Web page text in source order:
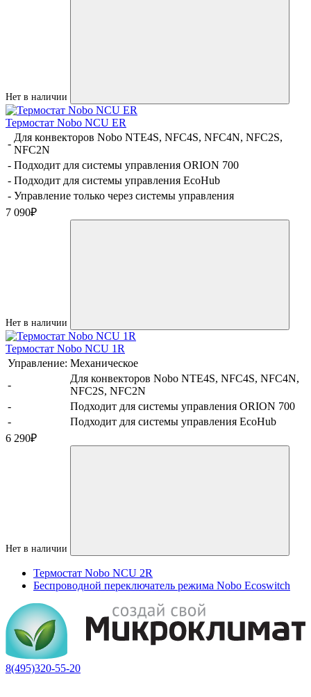
Нет в наличии
Термостат Nobo NCU ER
-
Для конвекторов Nobo NTE4S, NFC4S, NFC4N, NFC2S,
NFC2N
- Подходит для системы управления ORION 700
- Подходит для системы управления EcoHub
- Управление только через системы управления
7 090₽
Нет в наличии
Термостат Nobo NCU 1R
Управление: Механическое
-
Для конвекторов Nobo NTE4S, NFC4S, NFC4N,
NFC2S, NFC2N
-
Подходит для системы управления ORION 700
-
Подходит для системы управления EcoHub
6 290₽
Нет в наличии
Термостат Nobo NCU 2R
Беспроводной переключатель режима Nobo Ecoswitch
8(495)320-55-20